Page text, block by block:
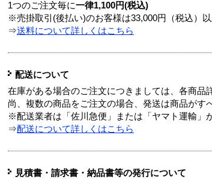
1つのご注文毎に一律1,100円(税込)
※売掛取引(後払い)のお客様は33,000円（税込）
⇒送料について詳しくはこちら
配送について
在庫がある場合のご注文につきましては、各商品
尚、複数の商品をご注文の場合、発送は商品がす
※配送業者は「佐川急便」または「ヤマト運輸」
⇒配送について詳しくはこちら
見積書・請求書・納品書等の発行について